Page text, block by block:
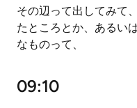
その辺って出してみて
たところとか、あるい
なものって、
09:10